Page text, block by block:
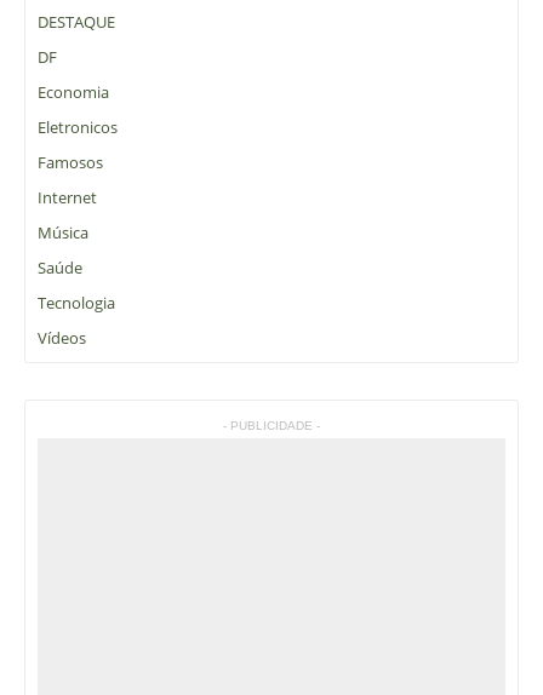
DESTAQUE
DF
Economia
Eletronicos
Famosos
Internet
Música
Saúde
Tecnologia
Vídeos
- PUBLICIDADE -